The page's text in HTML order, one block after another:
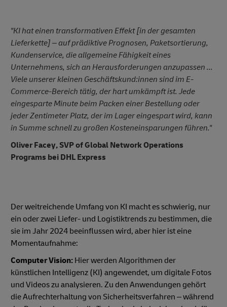
"KI hat einen transformativen Effekt [in der gesamten
Lieferkette] – auf prädiktive Prognosen, Paketsortierung,
Kundenservice, die allgemeine Fähigkeit eines
Unternehmens, sich an Herausforderungen anzupassen ...
Viele unserer kleinen Geschäftskund:innen sind im E-
Commerce-Bereich tätig, der hart umkämpft ist. Jede
eingesparte Minute beim Packen einer Bestellung oder
jeder Zentimeter Platz, der im Lager eingespart wird, kann
in Summe schnell zu großen Kosteneinsparungen führen."
Oliver Facey, SVP of Global Network Operations
Programs bei DHL Express
Der weitreichende Umfang von KI macht es schwierig, nur
ein oder zwei Liefer- und Logistiktrends zu bestimmen, die
sie im Jahr 2024 beeinflussen wird, aber hier ist eine
Momentaufnahme:
Computer Vision: Hier werden Algorithmen der
künstlichen Intelligenz (KI) angewendet, um digitale Fotos
und Videos zu analysieren. Zu den Anwendungen gehört
die Aufrechterhaltung von Sicherheitsverfahren – während